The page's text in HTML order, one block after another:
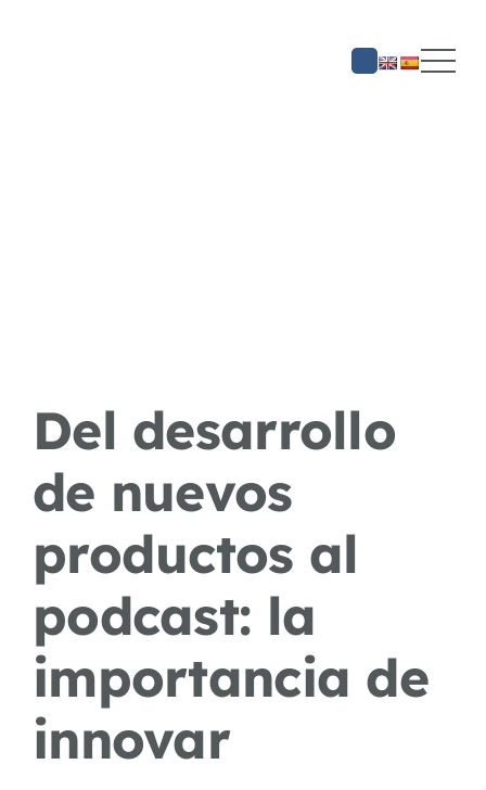
Del desarrollo
de nuevos
productos al
podcast: la
importancia de
innovar